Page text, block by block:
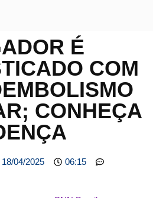
É
COM
CONHEÇA
18/04/2025 06:15